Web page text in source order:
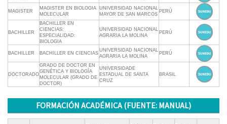
MAGISTER
MAGISTER EN BIOLOGIA
MOLECULAR
UNIVERSIDAD NACIONAL
MAYOR DE SAN MARCOS
PERÚ
BACHILLER
BACHILLER EN
CIENCIAS:
ESPECIALIDAD:
BIOLOGIA
UNIVERSIDAD NACIONAL
AGRARIA LA MOLINA
PERÚ
BACHILLER BACHILLER EN CIENCIAS
UNIVERSIDAD NACIONAL
AGRARIA LA MOLINA
PERÚ
DOCTORADO
GRADO DE DOCTOR EN
GENÉTICA Y BIOLOGÍA
MOLECULAR (GRADO DE
DOCTOR)
UNIVERSIDADE
ESTADUAL DE SANTA
CRUZ
BRASIL
FORMACIÓN ACADÉMICA (FUENTE: MANUAL)